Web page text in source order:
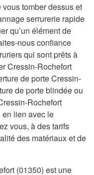
tomber dessus et
serrurerie rapide
qu’un élément de
nous confiance
qui sont prêts à
Cressin-Rochefort
de porte Cressin-
de porte blindée ou
Rochefort
en lien avec le
vous, à des tarifs
des matériaux et de
(01350) est une